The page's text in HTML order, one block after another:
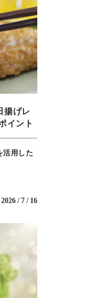
揚げレ
イント
活用した
2026 / 7 / 16